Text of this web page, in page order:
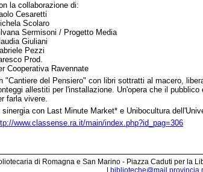
la collaborazione di:
Cesaretti
Scolaro
Sermisoni / Progetto Media
Giuliani
Pezzi
Prod.
Cooperativa Ravennate
"Cantiere del Pensiero" con libri sottratti al macero,
allestiti per l'installazione. Un'opera che il pubblico
farla vivere.
sinergia con Last Minute Market* e Unibocultura
www.classense.ra.it/main/index.php?id_pag=306
di Romagna e San Marino - Piazza Caduti per la